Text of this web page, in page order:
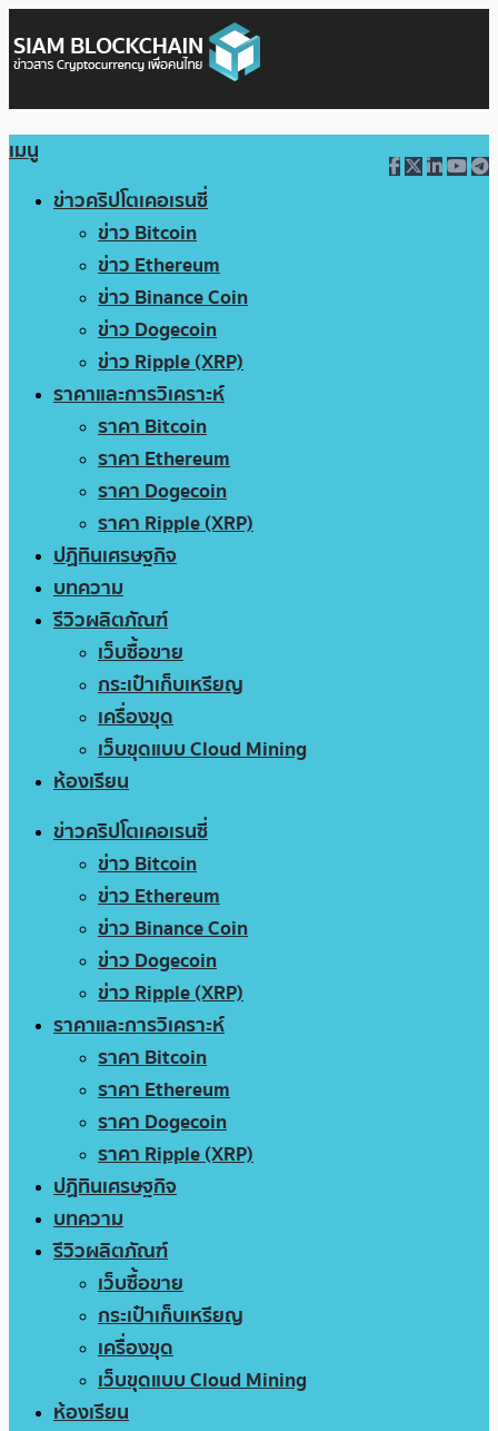
เมนู
ข่าวคริปโตเคอเรนซี่
ข่าว Bitcoin
ข่าว Ethereum
ข่าว Binance Coin
ข่าว Dogecoin
ข่าว Ripple (XRP)
ราคาและการวิเคราะห์
ราคา Bitcoin
ราคา Ethereum
ราคา Dogecoin
ราคา Ripple (XRP)
ปฏิทินเศรษฐกิจ
บทความ
รีวิวผลิตภัณฑ์
เว็บซื้อขาย
กระเป๋าเก็บเหรียญ
เครื่องขุด
เว็บขุดแบบ Cloud Mining
ห้องเรียน
ข่าวคริปโตเคอเรนซี่
ข่าว Bitcoin
ข่าว Ethereum
ข่าว Binance Coin
ข่าว Dogecoin
ข่าว Ripple (XRP)
ราคาและการวิเคราะห์
ราคา Bitcoin
ราคา Ethereum
ราคา Dogecoin
ราคา Ripple (XRP)
ปฏิทินเศรษฐกิจ
บทความ
รีวิวผลิตภัณฑ์
เว็บซื้อขาย
กระเป๋าเก็บเหรียญ
เครื่องขุด
เว็บขุดแบบ Cloud Mining
ห้องเรียน